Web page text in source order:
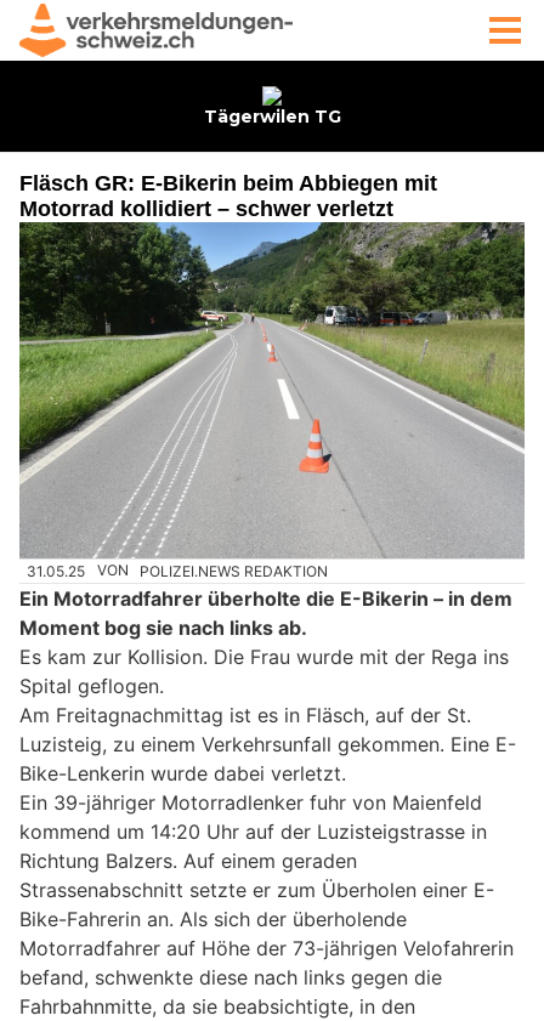
Fläsch GR: E-Bikerin beim Abbiegen mit
Motorrad kollidiert – schwer verletzt
31.05.25 VON POLIZEI.NEWS REDAKTION
Ein Motorradfahrer überholte die E-Bikerin – in dem
Moment bog sie nach links ab.
Es kam zur Kollision. Die Frau wurde mit der Rega ins
Spital geflogen.
Am Freitagnachmittag ist es in Fläsch, auf der St.
Luzisteig, zu einem Verkehrsunfall gekommen. Eine E-
Bike-Lenkerin wurde dabei verletzt.
Ein 39-jähriger Motorradlenker fuhr von Maienfeld
kommend um 14:20 Uhr auf der Luzisteigstrasse in
Richtung Balzers. Auf einem geraden
Strassenabschnitt setzte er zum Überholen einer E-
Bike-Fahrerin an. Als sich der überholende
Motorradfahrer auf Höhe der 73-jährigen Velofahrerin
befand, schwenkte diese nach links gegen die
Fahrbahnmitte, da sie beabsichtigte, in den